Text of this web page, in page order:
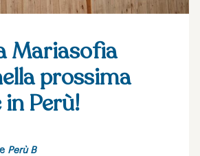
Mariasofia
prossima
Perù!
Perù B